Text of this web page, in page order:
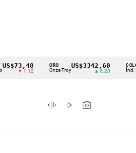
Cintillo
indicadores
económicos
ORO
Onza Troy
US$3342,60
▲ 8.20
COLCAP
Índ. Bursátil
graphic_eq play_arrow photo_camera